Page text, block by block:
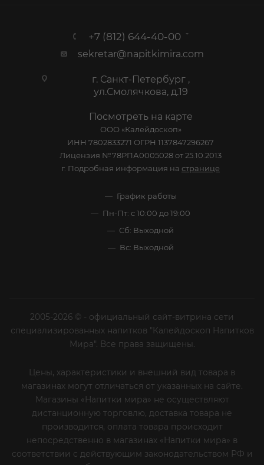
+7 (812) 644-40-00
sekretar@napitkimira.com
г. Санкт-Петербург ,
ул.Смолячкова, д.19
Посмотреть на карте
ООО «Калейдоскоп»
ИНН 7802833271 ОГРН 1137847296267
Лицензия №78РПА0005028 от 25.10.2013
г. Подробная информация на странице
График работы
Пн-Пт: с 10:00 до 19:00
Сб: Выходной
Вс: Выходной
2005-2026 © - официальный сайт-витрина сети
специализированных напитков "Калейдоскоп Напитков
Мира". Все права защищены.
Цены, характеристики и внешний вид товара в
магазинах могут отличаться от указанных на сайте.
Магазины «Напитки мира» не осуществляют
дистанционную торговлю, доставка товара не
производится, оплата товара происходит
непосредственно в магазинах «Напитки мира» в
соответствии с действующим законодательством РФ и